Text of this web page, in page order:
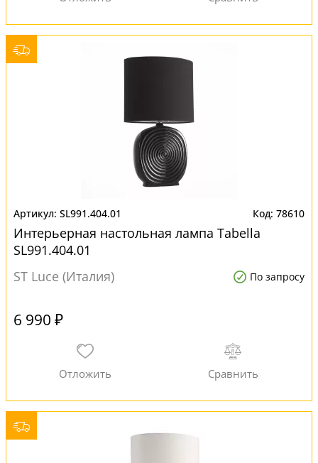
SL991.404.01 78610
Интерьерная настольная лампа Tabella
SL991.404.01
ST Luce (Италия)
По запросу
6 990 ₽